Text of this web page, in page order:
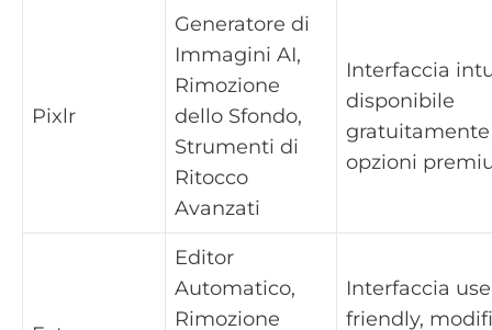
Pixlr
Generatore di
Immagini AI,
Rimozione
dello Sfondo,
Strumenti di
Ritocco
Avanzati
Interfaccia
disponibile
opzioni
Editor
Automatico,
Rimozione
Interfaccia
friendly,